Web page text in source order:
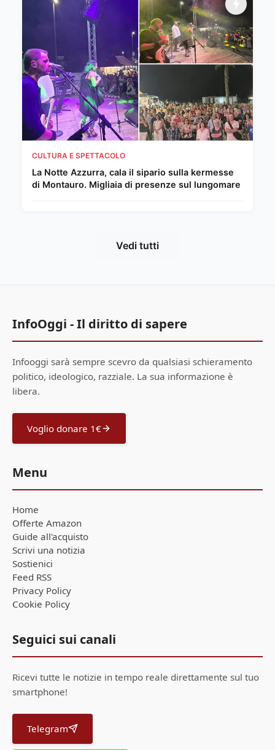
CULTURA E SPETTACOLO
La Notte Azzurra, cala il sipario sulla kermesse
di Montauro. Migliaia di presenze sul lungomare
Vedi tutti
InfoOggi - Il diritto di sapere
Infooggi sarà sempre scevro da qualsiasi schieramento
politico, ideologico, razziale. La sua informazione è
libera.
Voglio donare 1€
Menu
Home
Offerte Amazon
Guide all'acquisto
Scrivi una notizia
Sostienici
Feed RSS
Privacy Policy
Cookie Policy
Seguici sui canali
Ricevi tutte le notizie in tempo reale direttamente sul tuo
smartphone!
Telegram